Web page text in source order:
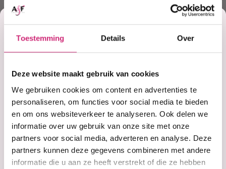
Toestemming Details Over
Deze website maakt gebruik van cookies
We gebruiken cookies om content en advertenties te
personaliseren, om functies voor social media te bieden
en om ons websiteverkeer te analyseren. Ook delen we
informatie over uw gebruik van onze site met onze
partners voor social media, adverteren en analyse. Deze
partners kunnen deze gegevens combineren met andere
informatie die u aan ze heeft verstrekt of die ze hebben
Filter Sorteer
Korting
op je
eerste
bestelling